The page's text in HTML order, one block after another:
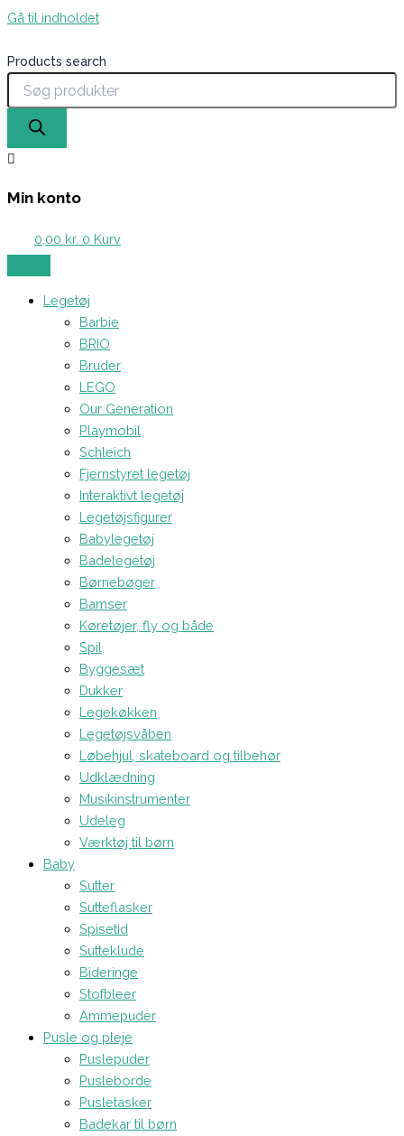
Gå til indholdet
Products search
Min konto
0,00 kr. 0 Kurv
Legetøj
Barbie
BRIO
Bruder
LEGO
Our Generation
Playmobil
Schleich
Fjernstyret legetøj
Interaktivt legetøj
Legetøjsfigurer
Babylegetøj
Badelegetøj
Børnebøger
Bamser
Køretøjer, fly og både
Spil
Byggesæt
Dukker
Legekøkken
Legetøjsvåben
Løbehjul, skateboard og tilbehør
Udklædning
Musikinstrumenter
Udeleg
Værktøj til børn
Baby
Sutter
Sutteflasker
Spisetid
Sutteklude
Bideringe
Stofbleer
Ammepuder
Pusle og pleje
Puslepuder
Pusleborde
Pusletasker
Badekar til børn